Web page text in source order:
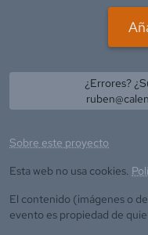
¿Errores?
Sobre este proyecto
Esta web no usa cookies.
El contenido (imágenes o
evento es propiedad de